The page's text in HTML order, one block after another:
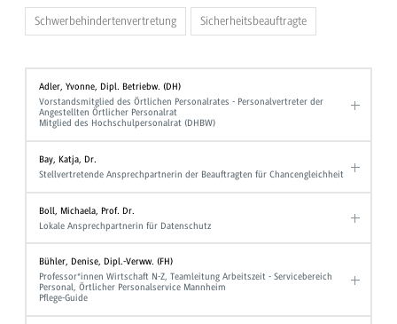
Schwerbehindertenvertretung Sicherheitsbeauftragte
Adler, Yvonne, Dipl. Betriebw. (DH)
Vorstandsmitglied des Örtlichen Personalrates - Personalvertreter der
Angestellten Örtlicher Personalrat
Mitglied des Hochschulpersonalrat (DHBW)
Bay, Katja, Dr.
Stellvertretende Ansprechpartnerin der Beauftragten für Chancengleichheit
Boll, Michaela, Prof. Dr.
Lokale Ansprechpartnerin für Datenschutz
Bühler, Denise, Dipl.-Verww. (FH)
Professor*innen Wirtschaft N-Z, Teamleitung Arbeitszeit - Servicebereich
Personal, Örtlicher Personalservice Mannheim
Pflege-Guide